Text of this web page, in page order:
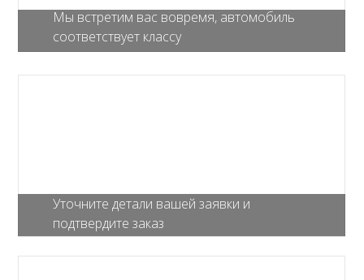
Уточните детали вашей заявки и
подтвердите заказ
Мы встретим вас вовремя, автомобиль
соответствует классу